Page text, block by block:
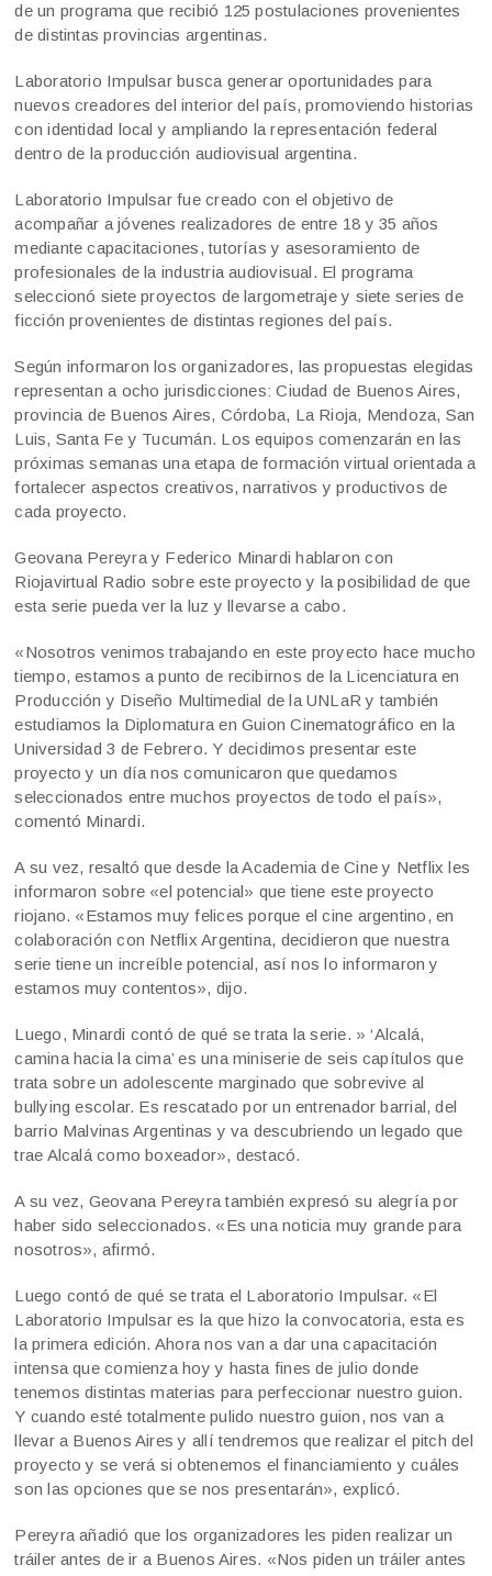
de un programa que recibió 125 postulaciones provenientes
de distintas provincias argentinas.
Laboratorio Impulsar busca generar oportunidades para
nuevos creadores del interior del país, promoviendo historias
con identidad local y ampliando la representación federal
dentro de la producción audiovisual argentina.
Laboratorio Impulsar fue creado con el objetivo de
acompañar a jóvenes realizadores de entre 18 y 35 años
mediante capacitaciones, tutorías y asesoramiento de
profesionales de la industria audiovisual. El programa
seleccionó siete proyectos de largometraje y siete series de
ficción provenientes de distintas regiones del país.
Según informaron los organizadores, las propuestas elegidas
representan a ocho jurisdicciones: Ciudad de Buenos Aires,
provincia de Buenos Aires, Córdoba, La Rioja, Mendoza, San
Luis, Santa Fe y Tucumán. Los equipos comenzarán en las
próximas semanas una etapa de formación virtual orientada a
fortalecer aspectos creativos, narrativos y productivos de
cada proyecto.
Geovana Pereyra y Federico Minardi hablaron con
Riojavirtual Radio sobre este proyecto y la posibilidad de que
esta serie pueda ver la luz y llevarse a cabo.
«Nosotros venimos trabajando en este proyecto hace mucho
tiempo, estamos a punto de recibirnos de la Licenciatura en
Producción y Diseño Multimedial de la UNLaR y también
estudiamos la Diplomatura en Guion Cinematográfico en la
Universidad 3 de Febrero. Y decidimos presentar este
proyecto y un día nos comunicaron que quedamos
seleccionados entre muchos proyectos de todo el país»,
comentó Minardi.
A su vez, resaltó que desde la Academia de Cine y Netflix les
informaron sobre «el potencial» que tiene este proyecto
riojano. «Estamos muy felices porque el cine argentino, en
colaboración con Netflix Argentina, decidieron que nuestra
serie tiene un increíble potencial, así nos lo informaron y
estamos muy contentos», dijo.
Luego, Minardi contó de qué se trata la serie. » ‘Alcalá,
camina hacia la cima’ es una miniserie de seis capítulos que
trata sobre un adolescente marginado que sobrevive al
bullying escolar. Es rescatado por un entrenador barrial, del
barrio Malvinas Argentinas y va descubriendo un legado que
trae Alcalá como boxeador», destacó.
A su vez, Geovana Pereyra también expresó su alegría por
haber sido seleccionados. «Es una noticia muy grande para
nosotros», afirmó.
Luego contó de qué se trata el Laboratorio Impulsar. «El
Laboratorio Impulsar es la que hizo la convocatoria, esta es
la primera edición. Ahora nos van a dar una capacitación
intensa que comienza hoy y hasta fines de julio donde
tenemos distintas materias para perfeccionar nuestro guion.
Y cuando esté totalmente pulido nuestro guion, nos van a
llevar a Buenos Aires y allí tendremos que realizar el pitch del
proyecto y se verá si obtenemos el financiamiento y cuáles
son las opciones que se nos presentarán», explicó.
Pereyra añadió que los organizadores les piden realizar un
tráiler antes de ir a Buenos Aires. «Nos piden un tráiler antes